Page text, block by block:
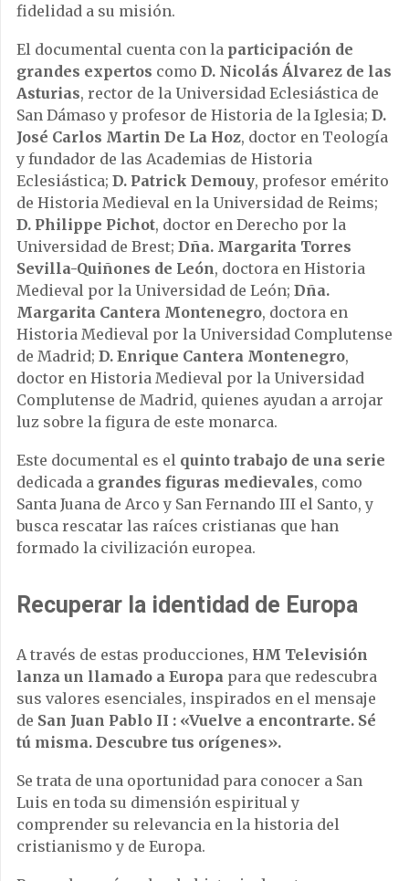
fidelidad a su misión.
El documental cuenta con la participación de
grandes expertos como D. Nicolás Álvarez de las
Asturias, rector de la Universidad Eclesiástica de
San Dámaso y profesor de Historia de la Iglesia; D.
José Carlos Martin De La Hoz, doctor en Teología
y fundador de las Academias de Historia
Eclesiástica; D. Patrick Demouy, profesor emérito
de Historia Medieval en la Universidad de Reims;
D. Philippe Pichot, doctor en Derecho por la
Universidad de Brest; Dña. Margarita Torres
Sevilla-Quiñones de León, doctora en Historia
Medieval por la Universidad de León; Dña.
Margarita Cantera Montenegro, doctora en
Historia Medieval por la Universidad Complutense
de Madrid; D. Enrique Cantera Montenegro,
doctor en Historia Medieval por la Universidad
Complutense de Madrid, quienes ayudan a arrojar
luz sobre la figura de este monarca.
Este documental es el quinto trabajo de una serie
dedicada a grandes figuras medievales, como
Santa Juana de Arco y San Fernando III el Santo, y
busca rescatar las raíces cristianas que han
formado la civilización europea.
Recuperar la identidad de Europa
A través de estas producciones, HM Televisión
lanza un llamado a Europa para que redescubra
sus valores esenciales, inspirados en el mensaje
de San Juan Pablo II : «Vuelve a encontrarte. Sé
tú misma. Descubre tus orígenes».
Se trata de una oportunidad para conocer a San
Luis en toda su dimensión espiritual y
comprender su relevancia en la historia del
cristianismo y de Europa.